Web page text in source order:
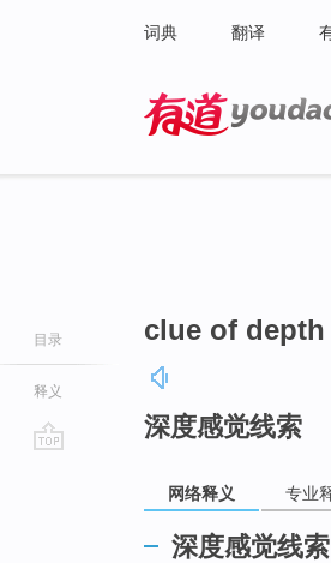
词典 翻译
目录
释义
clue of
深度感觉线索
网络释义 专业
深度感觉线索